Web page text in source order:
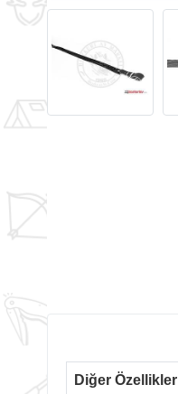
Diğer Özellikler